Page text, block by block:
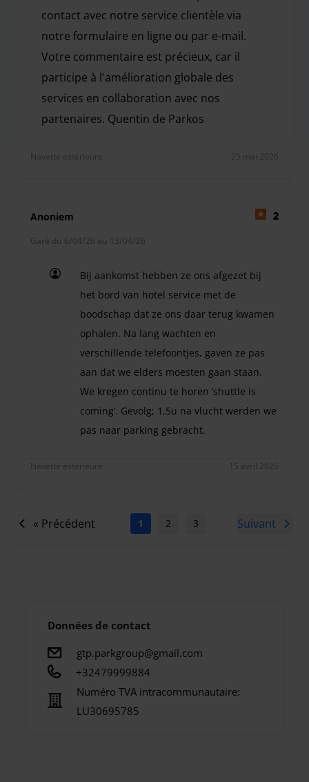
contact avec notre service clientèle via
notre formulaire en ligne ou par e-mail.
Votre commentaire est précieux, car il
participe à l'amélioration globale des
services en collaboration avec nos
partenaires. Quentin de Parkos
Navette extérieure 25 mai 2026
Anoniem 2
Garé du 6/04/26 au 13/04/26
Bij aankomst hebben ze ons afgezet bij
het bord van hotel service met de
boodschap dat ze ons daar terug kwamen
ophalen. Na lang wachten en
verschillende telefoontjes, gaven ze pas
aan dat we elders moesten gaan staan.
We kregen continu te horen ‘shuttle is
coming’. Gevolg; 1,5u na vlucht werden we
pas naar parking gebracht.
Navette extérieure 15 avril 2026
« Précédent 1 2 3 5
Suivant
Données de contact
gtp.parkgroup@gmail.com
+32479999884
Numéro TVA intracommunautaire:
LU30695785